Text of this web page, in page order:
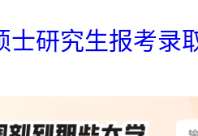
士研究生报考录